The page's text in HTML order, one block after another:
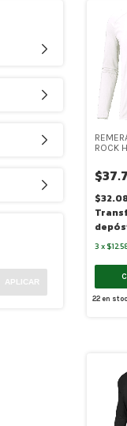
APLICAR
ROCK
3 x
22en